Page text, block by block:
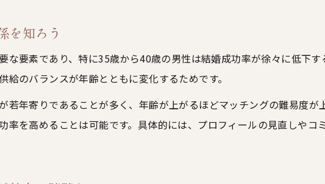
婚活でルールを延長する場合の注意点
IBJ除名騒動と結婚相談所選びの注意点
婚活業界のIBJ除名騒動を徹底解説
結婚相談所選びで重視すべきポイント
を知ろう
な要素であり、特に35歳から40歳の男性は結婚成功率が徐々に低下
給のバランスが年齢とともに変化するためです。
若年寄りであることが多く、年齢が上がるほどマッチングの難易度が
率を高めることは可能です。具体的には、プロフィールの見直しや